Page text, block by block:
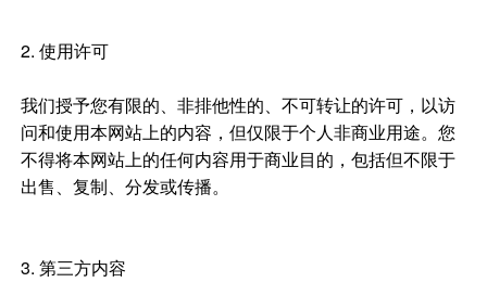
2. 使用许可
我们授予您有限的、非排他性的、不可转让的许可，以访
问和使用本网站上的内容，但仅限于个人非商业用途。您
不得将本网站上的任何内容用于商业目的，包括但不限于
出售、复制、分发或传播。
3. 第三方内容